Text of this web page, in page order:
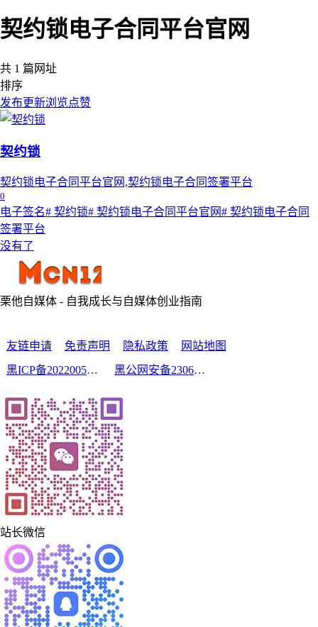
契约锁电子合同平台官网
共 1 篇网址
排序
发布更新浏览点赞
契约锁
契约锁电子合同平台官网,契约锁电子合同签署平台
0
电子签名# 契约锁# 契约锁电子合同平台官网# 契约锁电子合同
签署平台
没有了
栗他自媒体 - 自我成长与自媒体创业指南
友链申请 免责声明 隐私政策
网站地图
黑ICP备2022005210号-2
黑公网安备23060302000213号
站长微信